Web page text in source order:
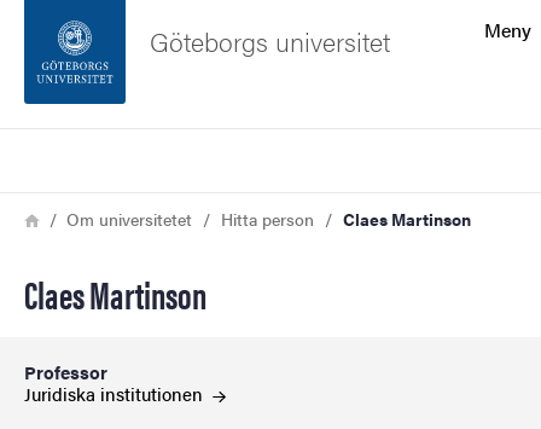
Sidfoten
Meny
Göteborgs universitet
Länkstig
HemOm universitetet Hitta person Claes Martinson
Claes Martinson
Professor
Juridiska institutionen